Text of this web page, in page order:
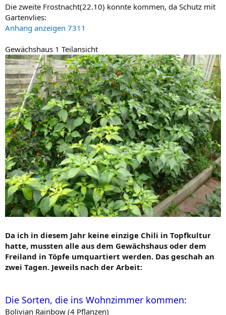
Die zweite Frostnacht(22.10) konnte kommen, da Schutz mit
Gartenvlies:
Anhang anzeigen 7311
Gewächshaus 1 Teilansicht
Da ich in diesem Jahr keine einzige Chili in Topfkultur
hatte, mussten alle aus dem Gewächshaus oder dem
Freiland in Töpfe umquartiert werden. Das geschah an
zwei Tagen. Jeweils nach der Arbeit:
Die Sorten, die ins Wohnzimmer kommen:
Bolivian Rainbow (4 Pflanzen)